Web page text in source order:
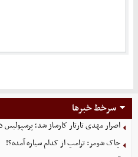
سرخط خبرها
اصرار مهدی تارتار کارساز شد؛
چاک شومر: ترامپ از کدام سیاره آمده؟!